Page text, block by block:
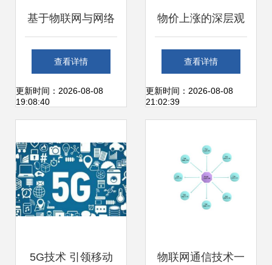
基于物联网与网络
信息技术的餐饮油
烟在线监测系统开
查看详情
更新时间：2026-08-08
19:08:40
物价上涨的深层观
察 不止于菜篮，聚
焦网络信息技术开
查看详情
更新时间：2026-08-08
21:02:39
5G技术 引领移动 物联网通信技术一